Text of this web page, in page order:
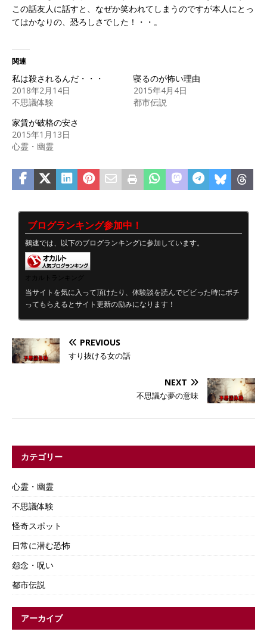
この話友人に話すと、なぜか笑われてしまうのですが本人にとっ
てはかなりの、恐ろしさでした！・・。
関連
私は殺されるんだ・・・
2018年2月14日
不思議体験
寝るのが怖い理由
2015年4月4日
都市伝説
家賃が破格の安さ
2015年1月13日
心霊・幽霊
ブログランキング参加中！
鵺速では、以下のブログランキングに参加しています。
当サイトを気に入って頂けたり、体験談を読んでビビった時にポチ
ってもらえるとサイト更新の励みになります！
PREVIOUS
すり抜ける女の話
NEXT
不思議な夢の意味
カテゴリー
心霊・幽霊
不思議体験
怪奇スポット
日常に潜む恐怖
怨念・呪い
都市伝説
アーカイブ